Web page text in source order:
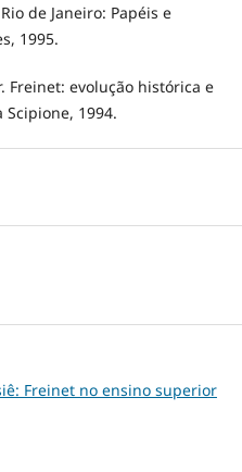
de Janeiro: Papéis e
1995.
Freinet: evolução histórica e
Scipione, 1994.
Freinet no ensino superior